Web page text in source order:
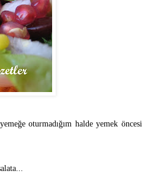
oturmadığım halde yemek öncesi